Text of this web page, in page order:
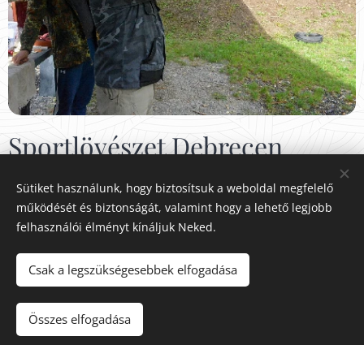
Sportlövészet Debrecen
A DVLE
A képeket biztosította:Cimre
Sütiket használunk, hogy biztosítsuk a weboldal megfelelő
működését és biztonságát, valamint hogy a lehető legjobb
felhasználói élményt kínáljuk Neked.
Csak a legszükségesebbek elfogadása
Összes elfogadása